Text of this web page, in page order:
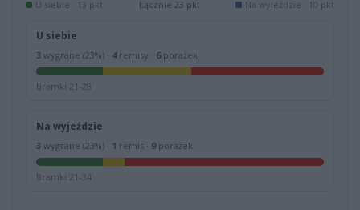
U siebie · 13 pkt Łącznie 23 pkt Na wyjeździe · 10 pkt
U siebie
3 wygrane (23%) · 4remisy · 6porażek
Bramki 21-28
Na wyjeździe
3 wygrane (23%) · 1 remis · 9porażek
Bramki 21-34